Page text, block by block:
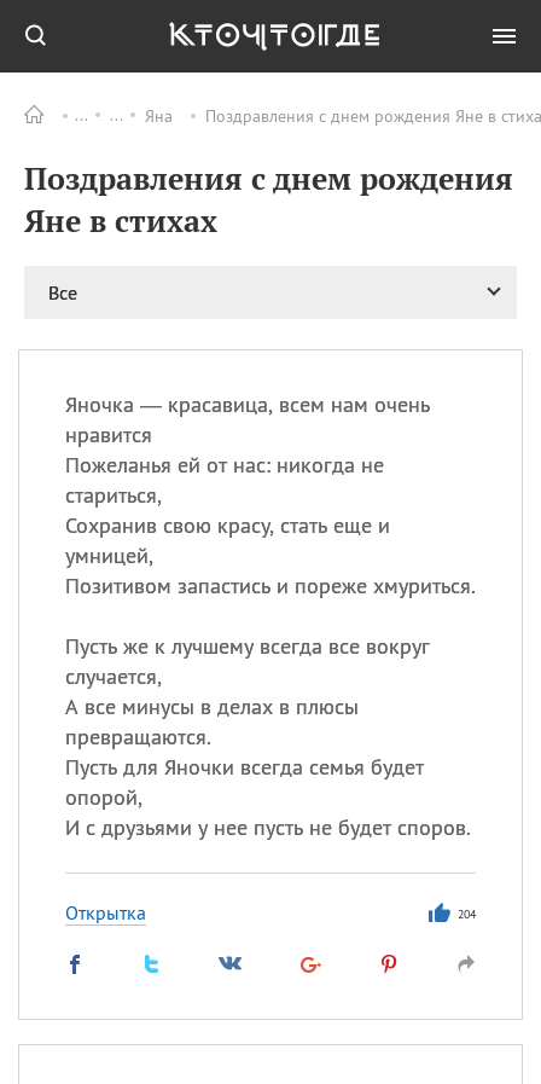
Яна Поздравления с днем рождения Яне в
Поздравления с днем рождения
Яне в стихах
Все
Яночка — красавица, всем нам очень
нравится
Пожеланья ей от нас: никогда не
стариться,
Сохранив свою красу, стать еще и
умницей,
Позитивом запастись и пореже хмуриться.
Пусть же к лучшему всегда все вокруг
случается,
А все минусы в делах в плюсы
превращаются.
Пусть для Яночки всегда семья будет
опорой,
И с друзьями у нее пусть не будет споров.
Открытка 204
ПРАЗДНИКИ Все
06.08 Преображение
Господне у западных
Романа и Давида
мучеников
маяка
Бояка
Сегодня празднуют именины
,Еще
Кристина
и